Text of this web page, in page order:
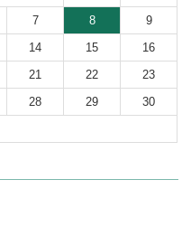
7 8
9
14 15
16
21 22
23
28 29
30